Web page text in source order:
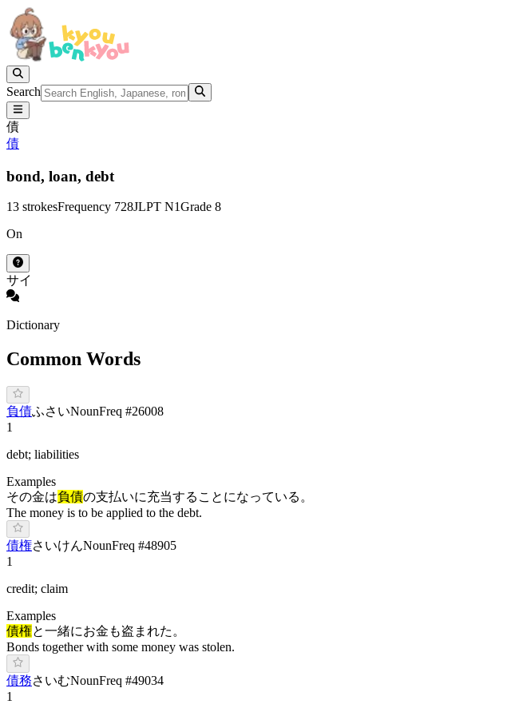
Search
債
債
bond, loan, debt
13 strokesFrequency 728JLPT N1Grade 8
On
サイ
Dictionary
Common Words
負債ふさいNounFreq #26008
1
debt; liabilities
Examples
その金は負債の支払いに充当することになっている。
The money is to be applied to the debt.
債権さ いけんNounFreq #48905
1
credit; claim
Examples
債権と一緒にお金も盗まれた。
Bonds together with some money was stolen.
債務さ いむNounFreq #49034
1